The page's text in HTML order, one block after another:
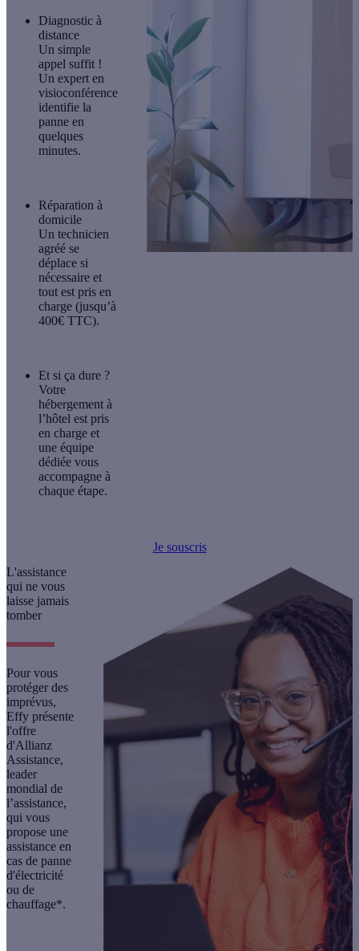
Diagnostic à
distance
Un simple
appel suffit !
Un expert en
visioconférence
identifie la
panne en
quelques
minutes.
Réparation à
domicile
Un technicien
agréé se
déplace si
nécessaire et
tout est pris en
charge (jusqu’à
400€ TTC).
Et si ça dure ?
Votre
hébergement à
l’hôtel est pris
en charge et
une équipe
dédiée vous
accompagne à
chaque étape.
Je souscris
L'assistance
qui ne vous
laisse jamais
tomber
Pour vous
protéger des
imprévus,
Effy présente
l'offre
d'Allianz
Assistance,
leader
mondial de
l’assistance,
qui vous
propose une
assistance en
cas de panne
d'électricité
ou de
chauffage*.